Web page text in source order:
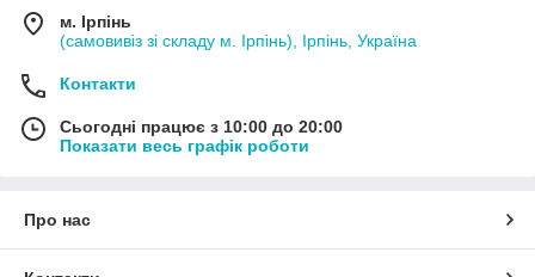
м. Ірпінь
(самовивіз зі складу м. Ірпінь), Ірпінь, Україна
Контакти
Сьогодні працює з 10:00 до 20:00
Показати весь графік роботи
Про нас